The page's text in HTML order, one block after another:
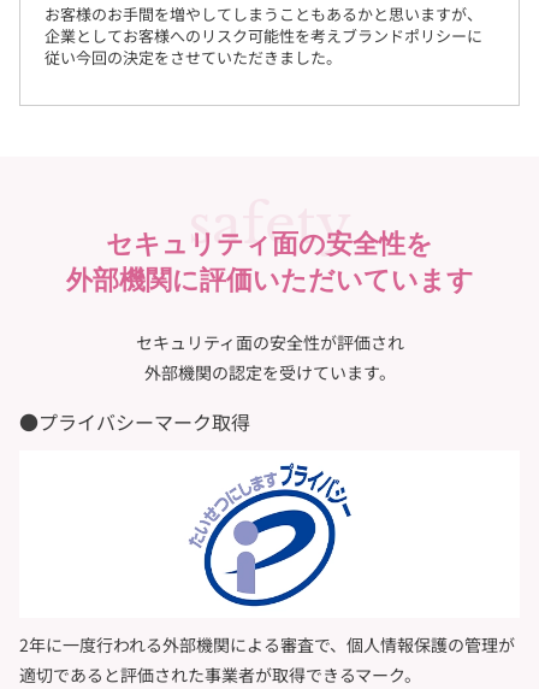
お客様のお手間を増やしてしまうこともあるかと思いますが、
企業としてお客様へのリスク可能性を考えブランドポリシーに
従い今回の決定をさせていただきました。
safety
セキュリティ面の安全性を
外部機関に評価いただいています
セキュリティ面の安全性が評価され
外部機関の認定を受けています。
●プライバシーマーク取得
2年に一度行われる外部機関による審査で、個人情報保護の管理が
適切であると評価された事業者が取得できるマーク。